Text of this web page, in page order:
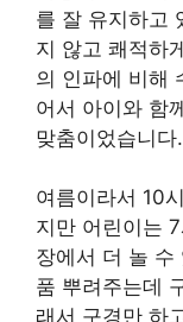
를 잘 유지하고
지 않고 쾌적하
의 인파에 비해
어서 아이와 함
맞춤이었습니다.
여름이라서 10
지만 어린이는
장에서 더 놀 수
품 뿌려주는데
래서 구경만 하